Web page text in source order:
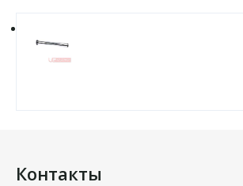
Контакты